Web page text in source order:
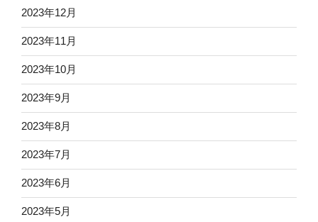
2023年12月
2023年11月
2023年10月
2023年9月
2023年8月
2023年7月
2023年6月
2023年5月